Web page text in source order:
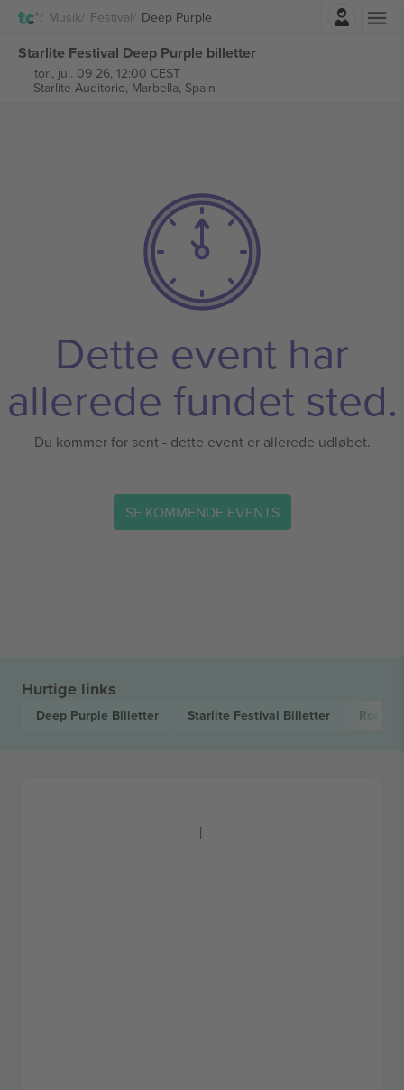
Musik Festival Deep Purple
Starlite Festival Deep Purple billetter
tor., jul. 09 26, 12:00 CEST
Starlite Auditorio, Marbella, Spain
Dette event har
allerede fundet sted.
Du kommer for sent - dette event er allerede udløbet.
SE KOMMENDE EVENTS
Hurtige links
Deep Purple Billetter Starlite Festival Billetter Rock